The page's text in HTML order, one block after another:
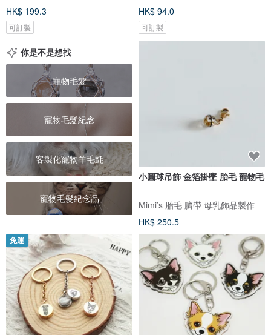
HK$ 199.3
可訂製
HK$ 94.0
可訂製
你是不是想找
寵物毛髮
寵物毛髮紀念
客製化寵物羊毛氈
寵物毛髮紀念品
小圓球吊飾 金箔掛墜 胎毛 寵物毛
Mimi’s 胎毛 臍帶 母乳飾品製作
HK$ 250.5
免運